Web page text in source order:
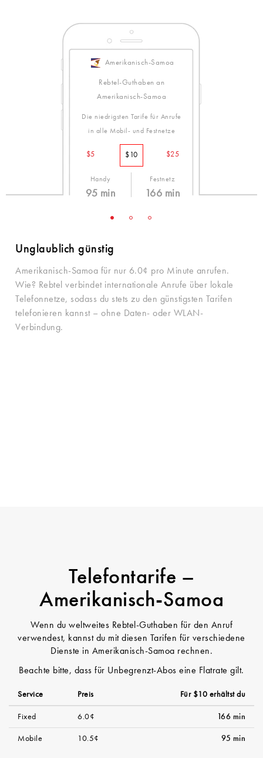
Amerikanisch-Samoa
Rebtel-Guthaben an
Amerikanisch-Samoa
Die niedrigsten Tarife für Anrufe
in alle Mobil- und Festnetze
$5 $10 $25
Handy
95 min
Festnetz
166 min
Unglaublich günstig
Amerikanisch-Samoa für nur 6.0¢ pro Minute anrufen.
Wie? Rebtel verbindet internationale Anrufe über lokale
Telefonnetze, sodass du stets zu den günstigsten Tarifen
telefonieren kannst – ohne Daten- oder WLAN-
Verbindung.
Telefontarife –
Amerikanisch-Samoa
Wenn du weltweites Rebtel-Guthaben für den Anruf
verwendest, kannst du mit diesen Tarifen für verschiedene
Dienste in Amerikanisch-Samoa rechnen.
Beachte bitte, dass für Unbegrenzt-Abos eine Flatrate gilt.
Service Preis Für $10 erhältst du
Fixed 6.0¢ 166 min
Mobile 10.5¢ 95 min